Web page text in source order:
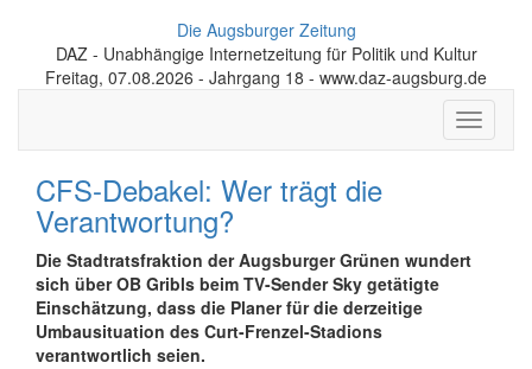
Die Augsburger Zeitung
DAZ - Unabhängige Internetzeitung für Politik und Kultur
Freitag, 07.08.2026 - Jahrgang 18 - www.daz-augsburg.de
Toggle
CFS-Debakel: Wer trägt die
Verantwortung?
Die Stadtratsfraktion der Augsburger Grünen wundert
sich über OB Gribls beim TV-Sender Sky getätigte
Einschätzung, dass die Planer für die derzeitige
Umbausituation des Curt-Frenzel-Stadions
verantwortlich seien.